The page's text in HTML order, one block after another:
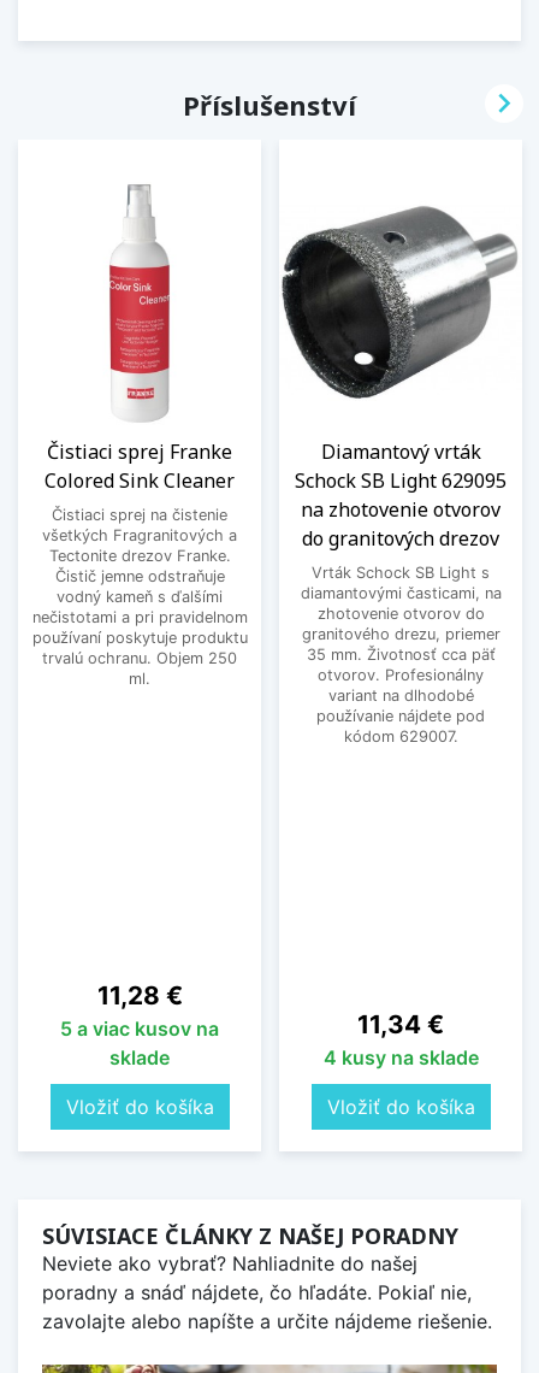
Příslušenství
Čistiaci sprej Franke
Colored Sink Cleaner
Čistiaci sprej na čistenie
všetkých Fragranitových a
Tectonite drezov Franke.
Čistič jemne odstraňuje
vodný kameň s ďalšími
nečistotami a pri pravidelnom
používaní poskytuje produktu
trvalú ochranu. Objem 250
ml.
Cena
11,28 €
5 a viac kusov na
sklade
Vložiť do košíka
Diamantový vrták
Schock SB Light 629095
na zhotovenie otvorov
do granitových drezov
Vrták Schock SB Light s
diamantovými časticami, na
zhotovenie otvorov do
granitového drezu, priemer
35 mm. Životnosť cca päť
otvorov. Profesionálny
variant na dlhodobé
používanie nájdete pod
kódom 629007.
Cena
11,34 €
4 kusy na sklade
Vložiť do košíka

SÚVISIACE ČLÁNKY Z NAŠEJ PORADNY
Neviete ako vybrať? Nahliadnite do našej
poradny a snáď nájdete, čo hľadáte. Pokiaľ nie,
zavolajte alebo napíšte a určite nájdeme riešenie.